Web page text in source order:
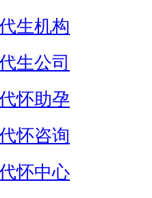
生机构
生公司
怀助孕
怀咨询
怀中心